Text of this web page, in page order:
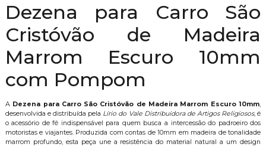
Dezena para Carro São
Cristóvão de Madeira
Marrom Escuro 10mm
com Pompom
A Dezena para Carro São Cristóvão de Madeira Marrom Escuro 10mm,
desenvolvida e distribuída pela Lírio do Vale Distribuidora de Artigos Religiosos, é
o acessório de fé indispensável para quem busca a intercessão do padroeiro dos
motoristas e viajantes. Produzida com contas de 10mm em madeira de tonalidade
marrom profundo, esta peça une a resistência do material natural a um design